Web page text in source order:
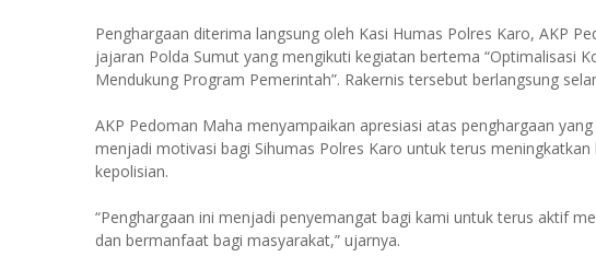
Penghargaan diterima langsung oleh Kasi Humas Polres Karo, AKP
jajaran Polda Sumut yang mengikuti kegiatan bertema “Optimalisasi
Mendukung Program Pemerintah”. Rakernis tersebut berlangsung
AKP Pedoman Maha menyampaikan apresiasi atas penghargaan
menjadi motivasi bagi Sihumas Polres Karo untuk terus
kepolisian.
“Penghargaan ini menjadi penyemangat bagi kami untuk terus aktif
dan bermanfaat bagi masyarakat,” ujarnya.